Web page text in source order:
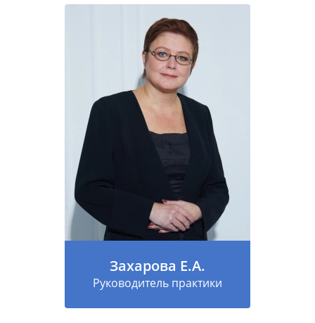
Захарова Е.А.
Руководитель практики